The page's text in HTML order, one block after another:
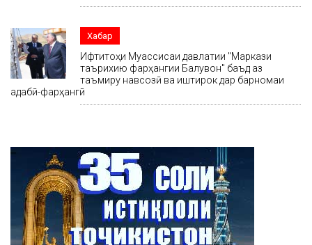
Хабар
Ифтитоҳи Муассисаи давлатии "Маркази
таърихию фарҳангии Балҷувон" баъд аз
таъмиру навсозӣ ва иштирок дар барномаи
адабӣ-фарҳангӣ